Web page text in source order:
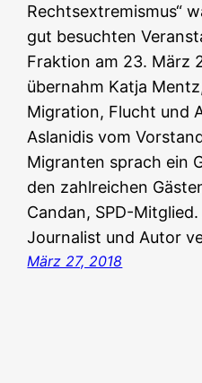
Rechtsextremismus“
gut besuchten
Fraktion am 23. März
übernahm Katja
Migration, Flucht und
Aslanidis vom
Migranten sprach ein
den zahlreichen
Candan, SPD-
Journalist und Autor
März 27, 2018